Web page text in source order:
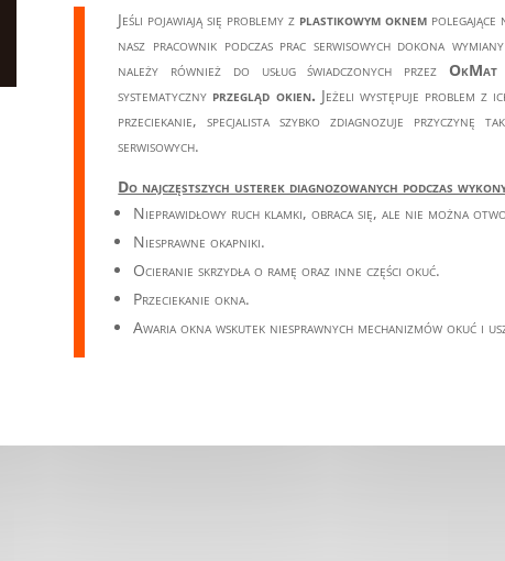
Jeśli pojawiają się problemy z plastikowym oknem polegające
nasz pracownik podczas prac serwisowych dokona
należy również do usług świadczonych przez
systematyczny przegląd okien. Jeżeli występuje problem z
przeciekanie, specjalista szybko zdiagnozuje przyczynę
serwisowych.
Do najczęstszych usterek diagnozowanych podczas
Nieprawidłowy ruch klamki, obraca się, ale nie można
Niesprawne okapniki.
Ocieranie skrzydła o ramę oraz inne części okuć.
Przeciekanie okna.
Awaria okna wskutek niesprawnych mechanizmów okuć i